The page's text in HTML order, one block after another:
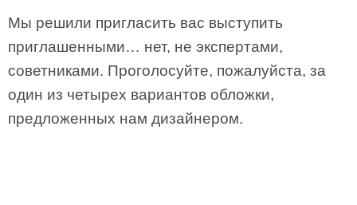
Мы решили пригласить вас выступить
приглашенными… нет, не экспертами,
советниками. Проголосуйте, пожалуйста, за
один из четырех вариантов обложки,
предложенных нам дизайнером.